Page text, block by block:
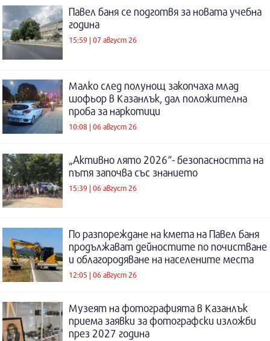
Павел баня се подготвя за новата учебна
година
15:59 | 07 август 26
Малко след полунощ закопчаха млад
шофьор в Казанлък, дал положителна
проба за наркотици
10:08 | 06 август 26
„Активно лято 2026“- безопасността на
пътя започва със знанието
15:39 | 06 август 26
По разпореждане на кмета на Павел баня
продължават дейностите по почистване
и облагородяване на населените места
12:05 | 06 август 26
Музеят на фотографията в Казанлък
приема заявки за фотографски изложби
през 2027 година